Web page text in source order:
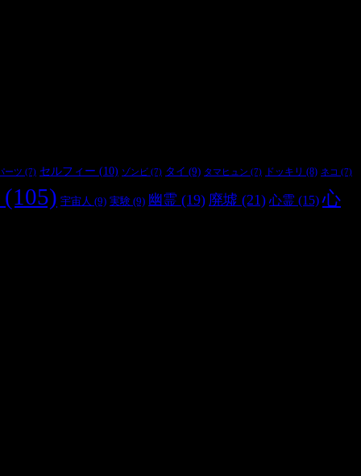
ーツ (7) セルフィー (10) ゾンビ (7) タイ (9) タマヒュン (7) ドッキリ (8) ネコ (7)
(105) 宇宙人 (9) 実験 (9) 幽霊 (19) 廃墟 (21) 心霊 (15) 心